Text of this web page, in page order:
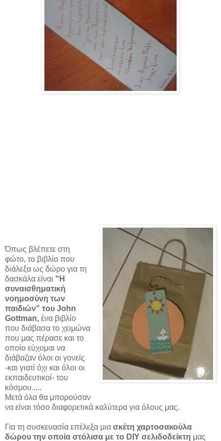
Όπως βλέπετε στη
φώτο, το βιβλίο που
διάλεξα ως δώρο για τη
δασκάλα είναι "Η
συναισθηματική
νοημοσύνη των
παιδιών" του John
Gottman, ένα βιβλίο
που διάβασα το χειμώνα
που μας πέρασε και το
οποίο εύχομαι να
διάβαζαν όλοι οι γονείς
-και γιατί όχι και όλοι οι
εκπαιδευτικοί- του
κόσμου.....
Μετά όλα θα μπορούσαν
να είναι τόσο διαφορετικά καλύτερα για όλους μας.
Για τη συσκευασία επέλεξα μια σκέτη χαρτοσακούλα
δώρου την οποία στόλισα με το DIY σελιδοδείκτη μας